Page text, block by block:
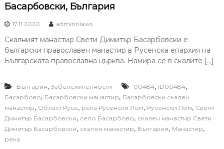
Басарбовски, България
17.11.2020 adminrilaws
Скалният манастир Свети Димитър Басарбовски е
български православен манастир в Русенска епархия на
Българската православна църква. Намира се в скалите […]
България, Забележителности 00484, ID00484,
Басарбово, Басарбовски манастир, Басарбовски скален
манастир, Област Русе, река Русенски Лом, Русенски Лом, Свети
Димитър Басарбовски, село Басарбово, скален манастир Свети
Димитър Басарбовски, скален манастир, България, Манастир,
река